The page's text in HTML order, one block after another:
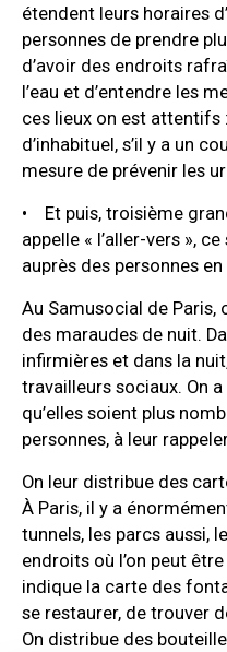
étendent leurs horaires
personnes de prendre
d’avoir des endroits
l’eau et d’entendre les
ces lieux on est attentifs
d’inhabituel, s’il y a un
mesure de prévenir les
• Et puis, troisième
appelle « l’aller-vers »,
auprès des personnes
Au Samusocial de Paris,
des maraudes de nuit.
infirmières et dans la
travailleurs sociaux. On
qu’elles soient plus
personnes, à leur
On leur distribue des
À Paris, il y a
tunnels, les parcs aussi,
endroits où l’on peut
indique la carte des
se restaurer, de trouver
On distribue des